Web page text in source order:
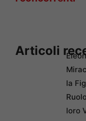
Articoli
la
loro